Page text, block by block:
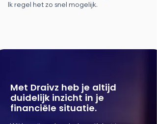
Ik regel het zo snel mogelijk.
Met Draivz heb je altijd
duidelijk inzicht in je
financiële situatie.